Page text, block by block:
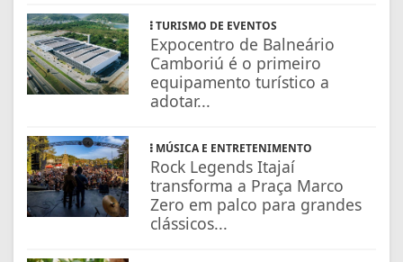
TURISMO DE EVENTOS
Expocentro de Balneário
Camboriú é o primeiro
equipamento turístico a
adotar...
MÚSICA E ENTRETENIMENTO
Rock Legends Itajaí
transforma a Praça Marco
Zero em palco para grandes
clássicos...